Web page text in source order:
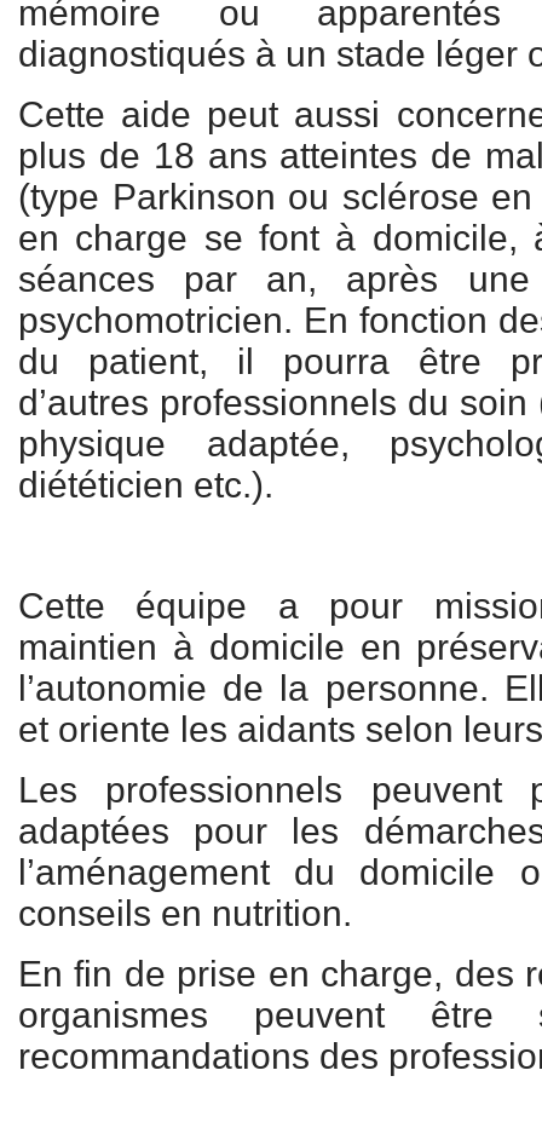
mémoire ou apparentés
diagnostiqués à un stade léger
Cette aide peut aussi
plus de 18 ans atteintes de
(type Parkinson ou sclérose
en charge se font à
séances par an, après
psychomotricien. En fonction
du patient, il pourra être
d’autres professionnels du
physique adaptée,
diététicien etc.).
Cette équipe a pour
maintien à domicile en
l’autonomie de la personne.
et oriente les aidants selon
Les professionnels peuvent
adaptées pour les
l’aménagement du domicile
conseils en nutrition.
En fin de prise en charge, des
organismes peuvent
recommandations des